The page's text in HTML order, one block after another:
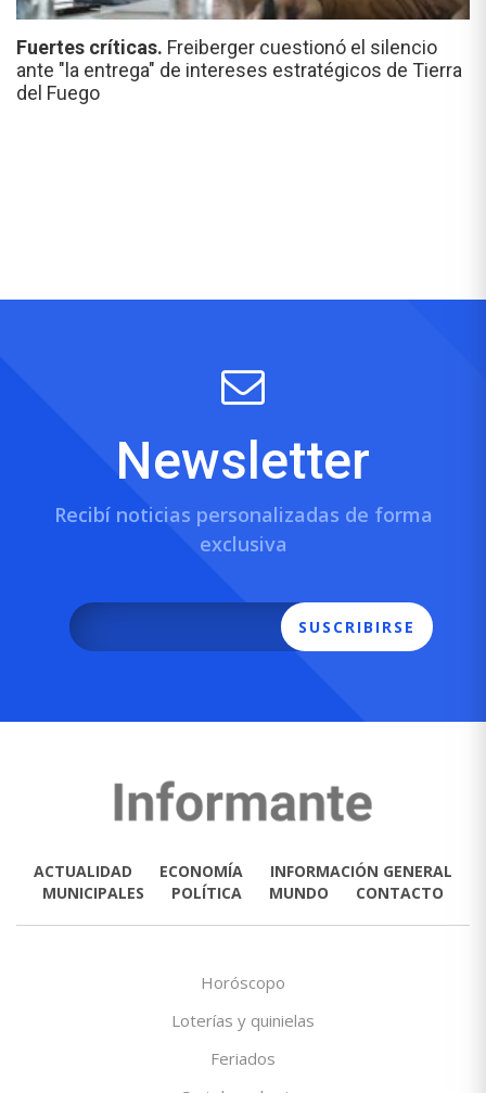
Fuertes críticas. Freiberger cuestionó el silencio
ante "la entrega" de intereses estratégicos de Tierra
del Fuego
Newsletter
Recibí noticias personalizadas de forma
exclusiva
SUSCRIBIRSE
ACTUALIDAD ECONOMÍA
INFORMACIÓN GENERAL
MUNICIPALES
POLÍTICA MUNDO CONTACTO
Horóscopo
Loterías y quinielas
Feriados